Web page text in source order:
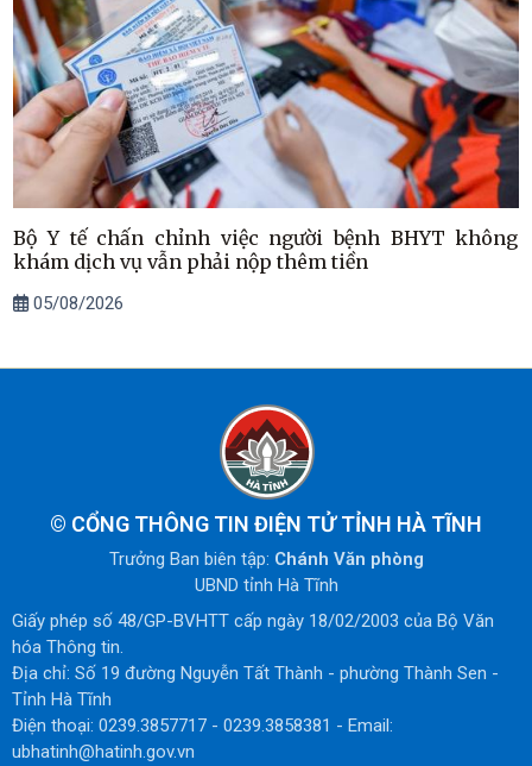
Bộ Y tế chấn chỉnh việc người bệnh BHYT không
khám dịch vụ vẫn phải nộp thêm tiền
05/08/2026
© CỔNG THÔNG TIN ĐIỆN TỬ TỈNH HÀ TĨNH
Trưởng Ban biên tập: Chánh Văn phòng
UBND tỉnh Hà Tĩnh
Giấy phép số 48/GP-BVHTT cấp ngày 18/02/2003 của Bộ Văn
hóa Thông tin.
Địa chỉ: Số 19 đường Nguyễn Tất Thành - phường Thành Sen -
Tỉnh Hà Tĩnh
Điện thoại: 0239.3857717 - 0239.3858381 - Email:
ubhatinh@hatinh.gov.vn